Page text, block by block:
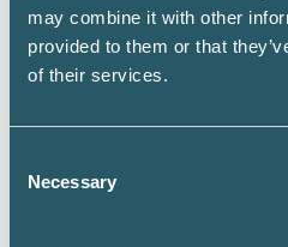
may combine it with other
provided to them or that
of their services.
Selection
Necessary
Frans Blom
vice förbundsordförande
Stoppdatum för